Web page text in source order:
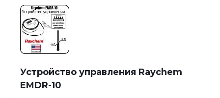
Устройство управления Raychem
EMDR-10